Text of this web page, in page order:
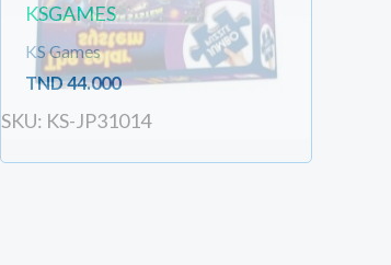
KSGAMES
KS Games
TND44.000
SKU: KS-JP31014